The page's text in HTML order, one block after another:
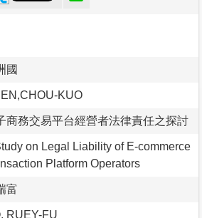
國
KUO
商務交易平台經營者法律責任之探討
on Legal Liability of E-commerce
Platform Operators
富
RUEY-FU